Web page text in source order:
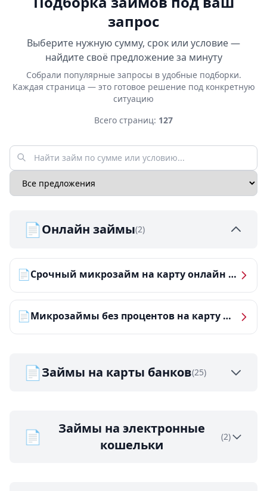
запрос
Выберите нужную сумму, срок или условие —
найдите своё предложение за минуту
Собрали популярные запросы в удобные подборки.
Каждая страница — это готовое решение под конкретную
ситуацию
Всего страниц: 127
📄Онлайн займы(2)
📄 Срочный микрозайм на карту онлайн — получить деньги за 5 минут
📄 Микрозаймы без процентов на карту — ТОП-10 за 2026 год
📄Займы на карты банков(25)
📄
Займы на электронные
кошельки
(2)